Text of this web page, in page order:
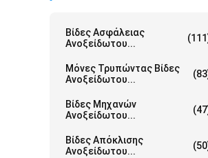
Βίδες Ασφάλειας
Ανοξείδωτου...
Μόνες Τρυπώντας Βίδες
Ανοξείδωτου...
Βίδες Μηχανών
Ανοξείδωτου...
Βίδες Απόκλισης
Ανοξείδωτου...